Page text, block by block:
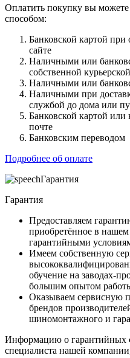
Оплатить покупку вы
способом:
Банковской картой при
сайте
Наличными или
собственной
Наличными или
Наличными при
службой до дома или
Банковской картой
почте
Банковским переводом
Подробнее об оплате
Гарантия
Гарантия
Предоставляем
приобретённое в нашем
гарантийными
Имеем собственную
обучение на заводах-
большим опытом
Оказываем сервисную
брендов
шиномонтажного и
Информацию о гарантийных
специалиста нашей